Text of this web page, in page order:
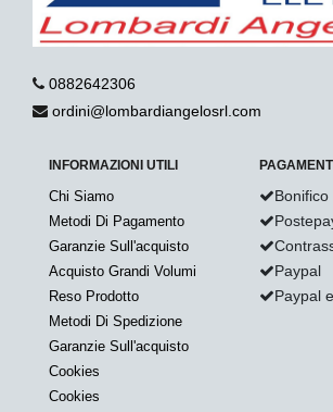
0882642306
ordini@lombardiangelosrl.com
INFORMAZIONI UTILI
Chi Siamo
Metodi Di Pagamento
Garanzie Sull'acquisto
Acquisto Grandi Volumi
Reso Prodotto
Metodi Di Spedizione
Garanzie Sull'acquisto
Cookies
Cookies
Bonifico
Paypal
Paypal